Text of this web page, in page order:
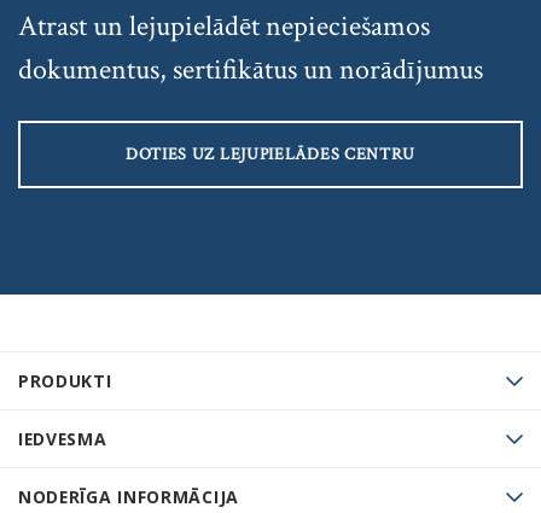
PRODUKTI
IEDVESMA
NODERĪGA INFORMĀCIJA
Atrast un lejupielādēt nepieciešamos
dokumentus, sertifikātus un norādījumus
DOTIES UZ LEJUPIELĀDES CENTRU